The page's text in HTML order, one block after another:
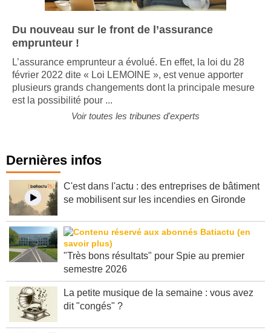
Du nouveau sur le front de l’assurance
emprunteur !
L’assurance emprunteur a évolué. En effet, la loi du 28
février 2022 dite « Loi LEMOINE », est venue apporter
plusieurs grands changements dont la principale mesure
est la possibilité pour ...
Voir toutes les tribunes d'experts
Dernières infos
C'est dans l'actu : des entreprises de bâtiment
se mobilisent sur les incendies en Gironde
"Très bons résultats" pour Spie au premier
semestre 2026
La petite musique de la semaine : vous avez
dit "congés" ?